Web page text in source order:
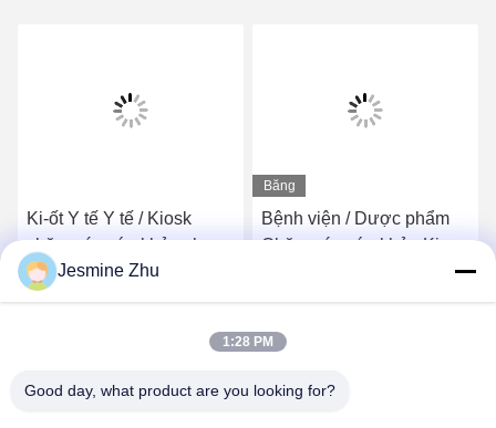
Ki-ốt Y tế Y tế / Kiosk
chăm sóc sức khỏe cho
Bệnh viện, Kiosk tự phục
vụ của LKS
Nhận giá tốt nhất
Băng
hình
Bệnh viện / Dược phẩm
Chăm sóc sức khỏe Kiosk
Tuân thủ MDD Châu Âu
Hoa Kỳ, Thiết kế trang
Nhận giá tốt nhất
Jesmine Zhu
1:28 PM
Good day, what product are you looking for?